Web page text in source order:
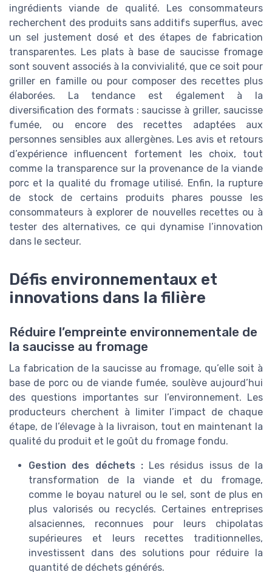
ingrédients viande de qualité. Les consommateurs
recherchent des produits sans additifs superflus, avec
un sel justement dosé et des étapes de fabrication
transparentes. Les plats à base de saucisse fromage
sont souvent associés à la convivialité, que ce soit pour
griller en famille ou pour composer des recettes plus
élaborées. La tendance est également à la
diversification des formats : saucisse à griller, saucisse
fumée, ou encore des recettes adaptées aux
personnes sensibles aux allergènes. Les avis et retours
d’expérience influencent fortement les choix, tout
comme la transparence sur la provenance de la viande
porc et la qualité du fromage utilisé. Enfin, la rupture
de stock de certains produits phares pousse les
consommateurs à explorer de nouvelles recettes ou à
tester des alternatives, ce qui dynamise l’innovation
dans le secteur.
Défis environnementaux et
innovations dans la filière
Réduire l’empreinte environnementale de
la saucisse au fromage
La fabrication de la saucisse au fromage, qu’elle soit à
base de porc ou de viande fumée, soulève aujourd’hui
des questions importantes sur l’environnement. Les
producteurs cherchent à limiter l’impact de chaque
étape, de l’élevage à la livraison, tout en maintenant la
qualité du produit et le goût du fromage fondu.
Gestion des déchets :Les résidus issus de la
transformation de la viande et du fromage,
comme le boyau naturel ou le sel, sont de plus en
plus valorisés ou recyclés. Certaines entreprises
alsaciennes, reconnues pour leurs chipolatas
supérieures et leurs recettes traditionnelles,
investissent dans des solutions pour réduire la
quantité de déchets générés.